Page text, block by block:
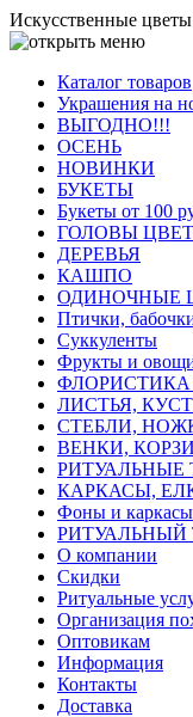
Искусственные
Каталог товаров
Украшения на
ВЫГОДНО!!!
ОСЕНЬ
НОВИНКИ
БУКЕТЫ
Букеты от 100
ГОЛОВЫ
ДЕРЕВЬЯ
КАШПО
ОДИНОЧНЫЕ
Птички,
Суккуленты
Фрукты и
ФЛОРИСТИКА
ЛИСТЬЯ,
СТЕБЛИ,
ВЕНКИ,
РИТУАЛЬНЫЕ
КАРКАСЫ,
Фоны и каркасы
О компании
Скидки
Ритуальные
Организация
Оптовикам
Информация
Контакты
Доставка